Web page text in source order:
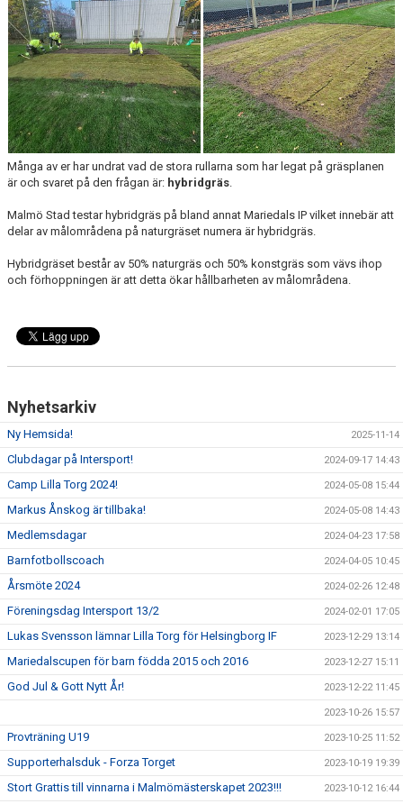
Många av er har undrat vad de stora rullarna som har legat på gräsplanen
är och svaret på den frågan är: hybridgräs.
Malmö Stad testar hybridgräs på bland annat Mariedals IP vilket innebär att
delar av målområdena på naturgräset numera är hybridgräs.
Hybridgräset består av 50% naturgräs och 50% konstgräs som vävs ihop
och förhoppningen är att detta ökar hållbarheten av målområdena.
Nyhetsarkiv
Ny Hemsida! 2025-11-14
Clubdagar på Intersport! 2024-09-17 14:43
Camp Lilla Torg 2024! 2024-05-08 15:44
Markus Ånskog är tillbaka! 2024-05-08 14:43
Medlemsdagar 2024-04-23 17:58
Barnfotbollscoach 2024-04-05 10:45
Årsmöte 2024 2024-02-26 12:48
Föreningsdag Intersport 13/2 2024-02-01 17:05
Lukas Svensson lämnar Lilla Torg för Helsingborg IF 2023-12-29 13:14
Mariedalscupen för barn födda 2015 och 2016 2023-12-27 15:11
God Jul & Gott Nytt År! 2023-12-22 11:45
2023-10-26 15:57
Provträning U19 2023-10-25 11:52
Supporterhalsduk - Forza Torget 2023-10-19 19:39
Stort Grattis till vinnarna i Malmömästerskapet 2023!!! 2023-10-12 16:44